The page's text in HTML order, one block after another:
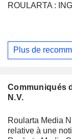
ROULARTA :
Plus de
Communiqués
N.V.
Roularta Media
relative à une